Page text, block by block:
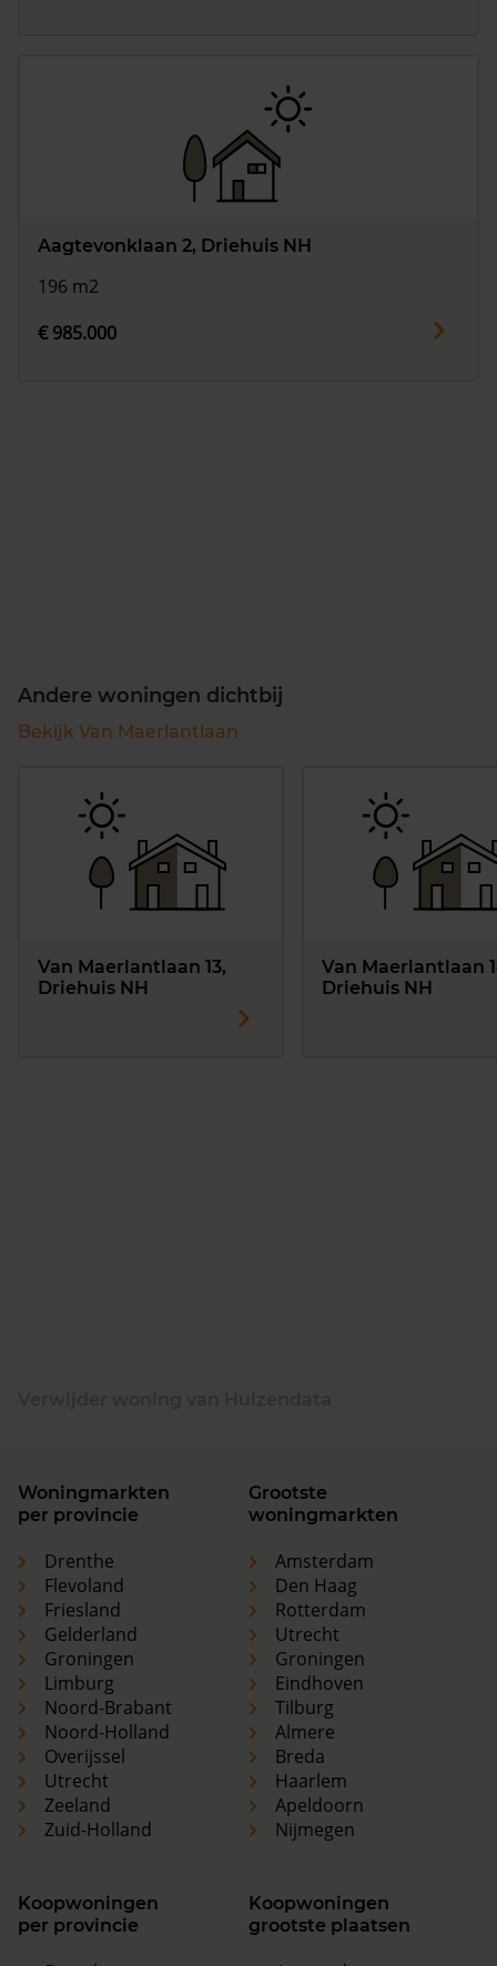
Aagtevonklaan 2, Driehuis NH
196 m2
€ 985.000
Andere woningen dichtbij
Bekijk Van Maerlantlaan
Van Maerlantlaan 13,
Driehuis NH
Van Maerlantlaan
Driehuis NH
Woningmarkten
per provincie
Drenthe
Flevoland
Friesland
Gelderland
Groningen
Limburg
Noord-Brabant
Noord-Holland
Overijssel
Utrecht
Zeeland
Zuid-Holland
Grootste
woningmarkten
Amsterdam
Den Haag
Rotterdam
Utrecht
Groningen
Eindhoven
Tilburg
Almere
Breda
Haarlem
Apeldoorn
Nijmegen
Koopwoningen
per provincie
Koopwoningen
grootste plaatsen